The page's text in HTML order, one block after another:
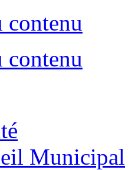
contenu
contenu
Municipal